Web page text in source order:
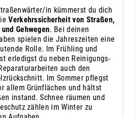
in kümmerst du dich
Verkehrssicherheit von Straßen,
Gehwegen. Bei deinen
spielen die Jahreszeiten eine
Rolle. Im Frühling und
erledigst du neben Reinigungs-
auch den
Im Sommer pflegst
allem Grünflächen und hältst
instand. Schnee räumen und
zählen im Winter zu